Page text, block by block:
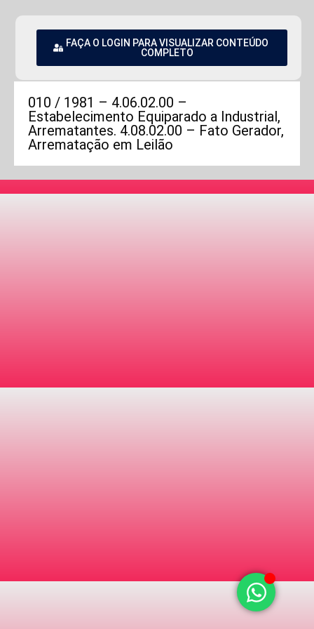
FAÇA O LOGIN PARA VISUALIZAR CONTEÚDO
COMPLETO
010 / 1981 – 4.06.02.00 –
Estabelecimento Equiparado a Industrial,
Arrematantes. 4.08.02.00 – Fato Gerador,
Arrematação em Leilão